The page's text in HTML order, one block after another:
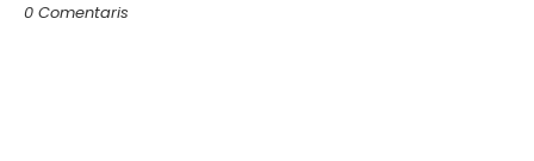
0 Comentaris